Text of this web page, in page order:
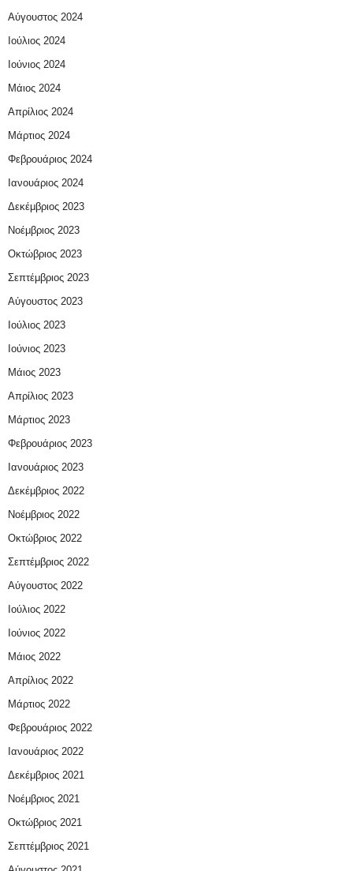
Αύγουστος 2024
Ιούλιος 2024
Ιούνιος 2024
Μάιος 2024
Απρίλιος 2024
Μάρτιος 2024
Φεβρουάριος 2024
Ιανουάριος 2024
Δεκέμβριος 2023
Νοέμβριος 2023
Οκτώβριος 2023
Σεπτέμβριος 2023
Αύγουστος 2023
Ιούλιος 2023
Ιούνιος 2023
Μάιος 2023
Απρίλιος 2023
Μάρτιος 2023
Φεβρουάριος 2023
Ιανουάριος 2023
Δεκέμβριος 2022
Νοέμβριος 2022
Οκτώβριος 2022
Σεπτέμβριος 2022
Αύγουστος 2022
Ιούλιος 2022
Ιούνιος 2022
Μάιος 2022
Απρίλιος 2022
Μάρτιος 2022
Φεβρουάριος 2022
Ιανουάριος 2022
Δεκέμβριος 2021
Νοέμβριος 2021
Οκτώβριος 2021
Σεπτέμβριος 2021